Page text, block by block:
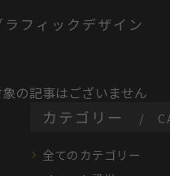
ラフィックデザイン
の記事はございません
カテゴリー
全てのカテゴリー